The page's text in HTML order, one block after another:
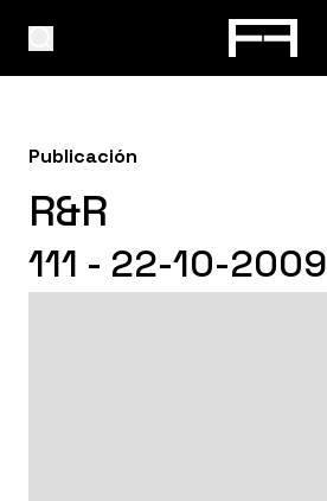
Publicación
R&R
111 - 22-10-2009